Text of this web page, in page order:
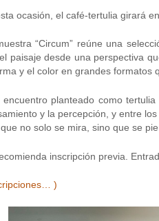
ocasión, el café-tertulia girará
“Circum” reúne una
paisaje desde una perspectiva
y el color en grandes formatos
encuentro planteado como
y la percepción, y entre
no solo se mira, sino que se
inscripción previa.
)